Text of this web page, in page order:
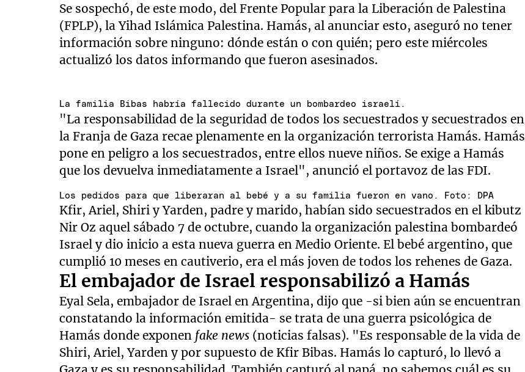
Se sospechó, de este modo, del Frente Popular para la Liberación de Palestina
(FPLP), la Yihad Islámica Palestina. Hamás, al anunciar esto, aseguró no tener
información sobre ninguno: dónde están o con quién; pero este miércoles
actualizó los datos informando que fueron asesinados.
La familia Bibas habría fallecido durante un bombardeo israelí.
"La responsabilidad de la seguridad de todos los secuestrados y secuestrados en
la Franja de Gaza recae plenamente en la organización terrorista Hamás. Hamás
pone en peligro a los secuestrados, entre ellos nueve niños. Se exige a Hamás
que los devuelva inmediatamente a Israel", anunció el portavoz de las FDI.
Los pedidos para que liberaran al bebé y a su familia fueron en vano. Foto: DPA
Kfir, Ariel, Shiri y Yarden, padre y marido, habían sido secuestrados en el kibutz
Nir Oz aquel sábado 7 de octubre, cuando la organización palestina bombardeó
Israel y dio inicio a esta nueva guerra en Medio Oriente. El bebé argentino, que
cumplió 10 meses en cautiverio, era el más joven de todos los rehenes de Gaza.
El embajador de Israel responsabilizó a Hamás
Eyal Sela, embajador de Israel en Argentina, dijo que -si bien aún se encuentran
constatando la información emitida- se trata de una guerra psicológica de
Hamás donde exponen fake news (noticias falsas). "Es responsable de la vida de
Shiri, Ariel, Yarden y por supuesto de Kfir Bibas. Hamás lo capturó, lo llevó a